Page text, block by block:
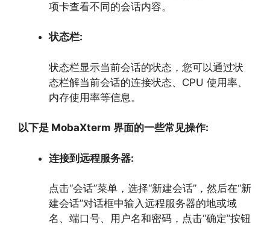
项卡查看不同的会话内容。
状态栏:
状态栏显示当前会话的状态， 您可以通过状
态栏解当前会话的连接状态、 CPU 使用率、
内存使用率等信息。
以下是 MobaXterm 界面的一些常见操作:
连接到远程服务器:
点击“会话”菜单， 选择“新建会话”， 然后在“新
建会话”对话框中输入远程服务器的地或域
名、 端口号、 用户名和密码， 点击“确定”按钮